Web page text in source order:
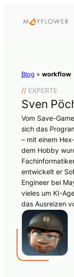
Blog » workflow
//EXPERTE
Sven
Vom Save-
sich das
– mit einem
dem Hobby
entwickelt er
Engineer bei
vieles um KI-
das Ausreizen